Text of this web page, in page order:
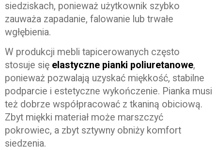
siedziskach, ponieważ użytkownik szybko
zauważa zapadanie, falowanie lub trwałe
wgłębienia.
W produkcji mebli tapicerowanych często
stosuje się elastyczne pianki poliuretanowe,
ponieważ pozwalają uzyskać miękkość, stabilne
podparcie i estetyczne wykończenie. Pianka musi
też dobrze współpracować z tkaniną obiciową.
Zbyt miękki materiał może marszczyć
pokrowiec, a zbyt sztywny obniży komfort
siedzenia.